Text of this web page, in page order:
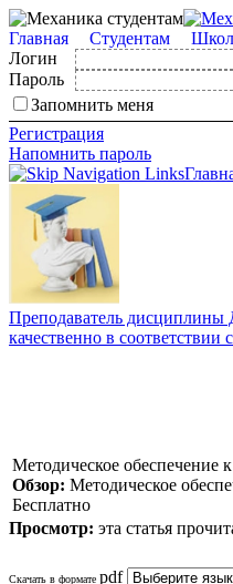
Главная Студентам
Логин
Пароль
Запомнить меня
Регистрация
Напомнить пароль
Преподаватель дисциплины
качественно в
Методическое обеспечение
Обзор: Методическое
Бесплатно
Просмотр: эта статья
Скачать в формате pdf